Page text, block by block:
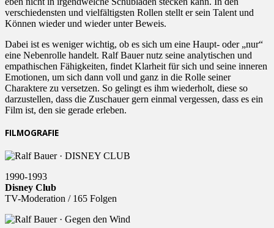
verschiedensten und vielfältigsten Rollen stellt er sein Talent und
Können wieder und wieder unter Beweis.
Dabei ist es weniger wichtig, ob es sich um eine Haupt- oder „nur“
eine Nebenrolle handelt. Ralf Bauer nutz seine analytischen und
empathischen Fähigkeiten, findet Klarheit für sich und seine inneren
Emotionen, um sich dann voll und ganz in die Rolle seiner
Charaktere zu versetzen. So gelingt es ihm wiederholt, diese so
darzustellen, dass die Zuschauer gern einmal vergessen, dass es ein
Film ist, den sie gerade erleben.
FILMOGRAFIE
1990-1993
Disney Club
TV-Moderation / 165 Folgen